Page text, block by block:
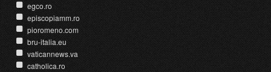
egco.ro
episcopiamm.ro
pioromeno.com
bru-italia.eu
vaticannews.va
catholica.ro